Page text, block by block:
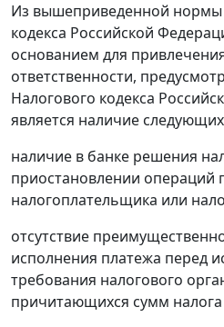
Из вышеприведенной нормы
кодекса Российской
основанием для
ответственности,
Налогового кодекса
является наличие
наличие в банке решения
приостановлении операций
налогоплательщика или
отсутствие
исполнения платежа перед
требования налогового
причитающихся сумм